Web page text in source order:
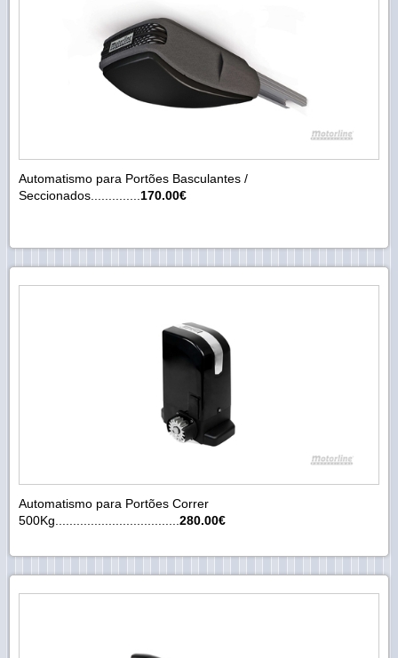
Automatismo para Portões Basculantes /
Seccionados..............170.00€
Automatismo para Portões Correr
500Kg................................... 280.00€